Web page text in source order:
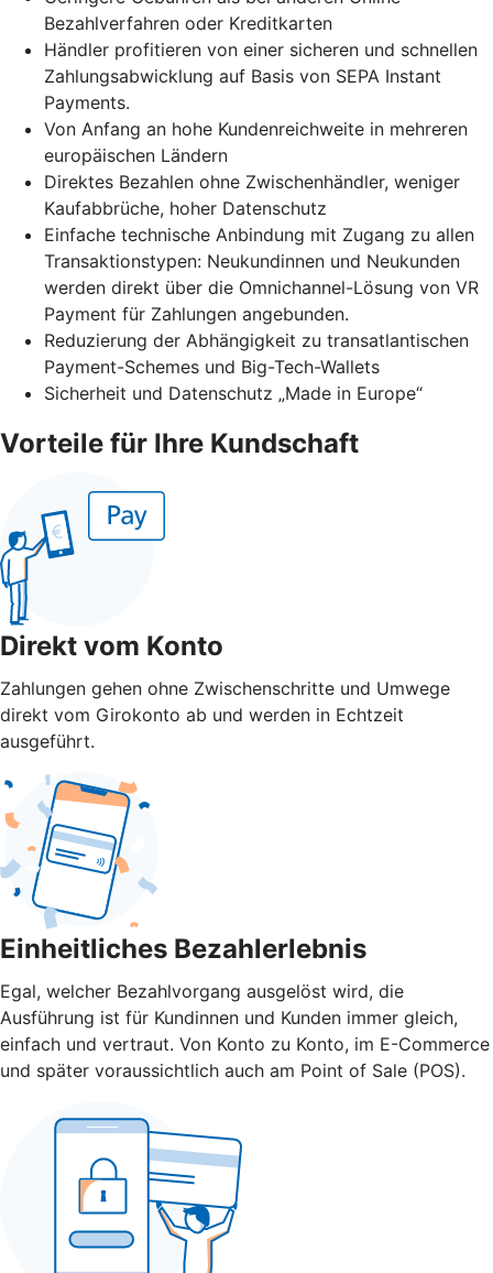
Bezahlverfahren oder Kreditkarten
Händler profitieren von einer sicheren und schnellen
Zahlungsabwicklung auf Basis von SEPA Instant
Payments.
Von Anfang an hohe Kundenreichweite in mehreren
europäischen Ländern
Direktes Bezahlen ohne Zwischenhändler, weniger
Kaufabbrüche, hoher Datenschutz
Einfache technische Anbindung mit Zugang zu allen
Transaktionstypen: Neukundinnen und Neukunden
werden direkt über die Omnichannel-Lösung von VR
Payment für Zahlungen angebunden.
Reduzierung der Abhängigkeit zu transatlantischen
Payment-Schemes und Big-Tech-Wallets
Sicherheit und Datenschutz „Made in Europe“
Vorteile für Ihre Kundschaft
Direkt vom Konto
Zahlungen gehen ohne Zwischenschritte und Umwege
direkt vom Girokonto ab und werden in Echtzeit
ausgeführt.
Einheitliches Bezahlerlebnis
Egal, welcher Bezahlvorgang ausgelöst wird, die
Ausführung ist für Kundinnen und Kunden immer gleich,
einfach und vertraut. Von Konto zu Konto, im E-Commerce
und später voraussichtlich auch am Point of Sale (POS).